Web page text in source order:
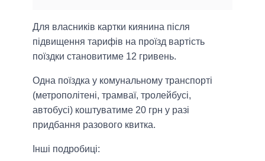
Для власників картки киянина після
підвищення тарифів на проїзд вартість
поїздки становитиме 12 гривень.
Одна поїздка у комунальному транспорті
(метрополітені, трамваї, тролейбусі,
автобусі) коштуватиме 20 грн у разі
придбання разового квитка.
Інші подробиці: